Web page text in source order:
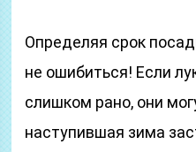
Определяя срок
не ошибиться! Если
слишком рано, они
наступившая зима